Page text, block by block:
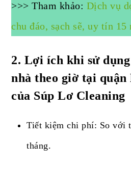
>>> Tham khảo: Dịch vụ
chu đáo, sạch sẽ, uy tín 15
2. Lợi ích khi sử
nhà theo giờ tại
của Súp Lơ Cleaning
Tiết kiệm chi phí: So với
tháng.